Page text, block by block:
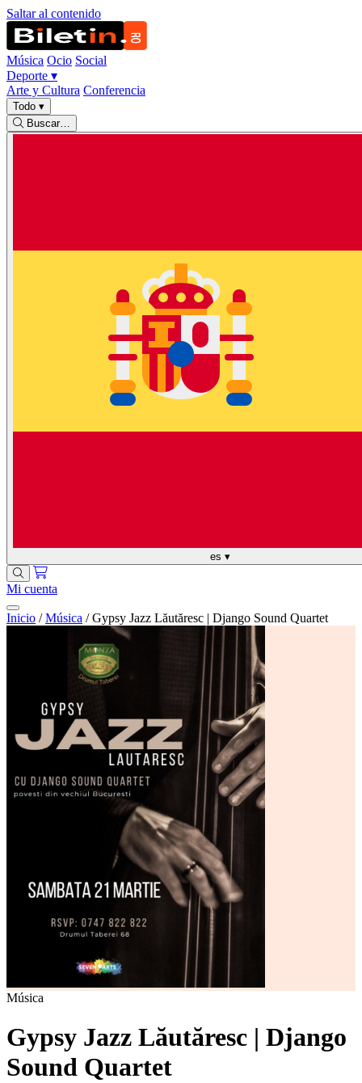
Saltar al contenido
Música Ocio Social
Deporte ▾
Arte y Cultura Conferencia
Todo ▾
Buscar…
es ▾
Mi cuenta
Inicio / Música / Gypsy Jazz Lăutăresc | Django Sound Quartet
Música
Gypsy Jazz Lăutăresc | Django
Sound Quartet